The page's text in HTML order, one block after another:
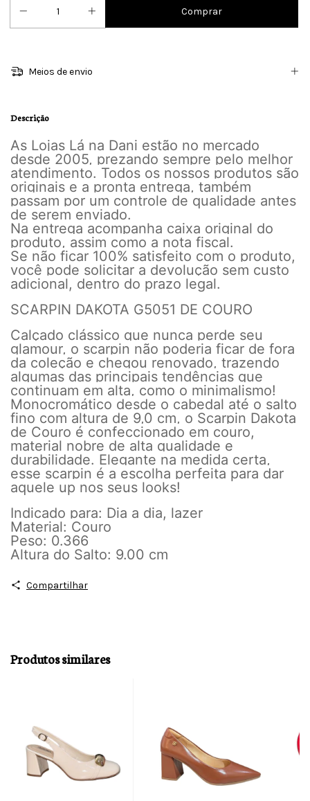
Meios de envio
Descrição
As Lojas Lá na Dani estão no mercado
desde 2005, prezando sempre pelo melhor
atendimento. Todos os nossos produtos são
originais e a pronta entrega, também
passam por um controle de qualidade antes
de serem enviado.
Na entrega acompanha caixa original do
produto, assim como a nota fiscal.
Se não ficar 100% satisfeito com o produto,
você pode solicitar a devolução sem custo
adicional, dentro do prazo legal.
SCARPIN DAKOTA G5051 DE COURO
Calçado clássico que nunca perde seu
glamour, o scarpin não poderia ficar de fora
da coleção e chegou renovado, trazendo
algumas das principais tendências que
continuam em alta, como o minimalismo!
Monocromático desde o cabedal até o salto
fino com altura de 9,0 cm, o Scarpin Dakota
de Couro é confeccionado em couro,
material nobre de alta qualidade e
durabilidade. Elegante na medida certa,
esse scarpin é a escolha perfeita para dar
aquele up nos seus looks!
Indicado para: Dia a dia, lazer
Material: Couro
Peso: 0.366
Altura do Salto: 9.00 cm
Compartilhar
Produtos similares